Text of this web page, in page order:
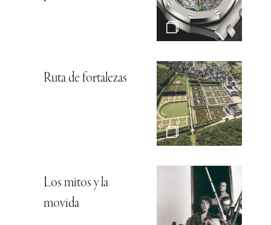
Ruta de fortalezas
Los mitos y la
movida